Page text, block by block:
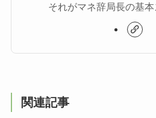
それがマネ辞局長の基本
関連記事